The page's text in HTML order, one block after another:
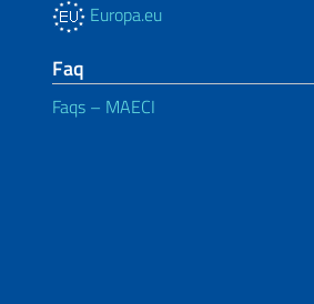
Europa.eu
Faq
Faqs – MAECI